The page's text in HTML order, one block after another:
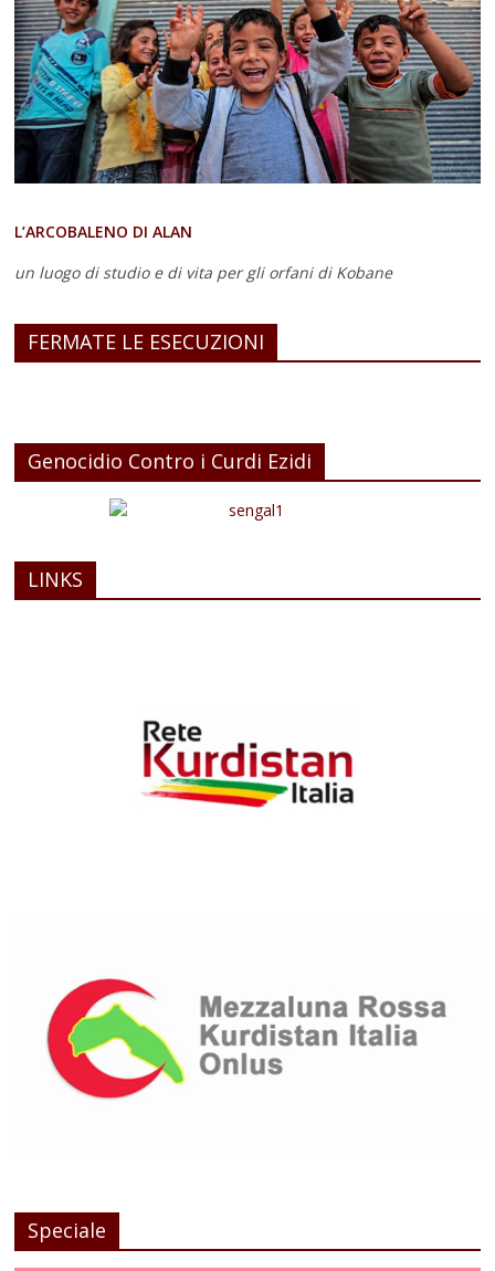
L’ARCOBALENO DI ALAN
un luogo di studio e di vita per gli orfani di Kobane
FERMATE LE ESECUZIONI
Genocidio Contro i Curdi Ezidi
LINKS
Speciale